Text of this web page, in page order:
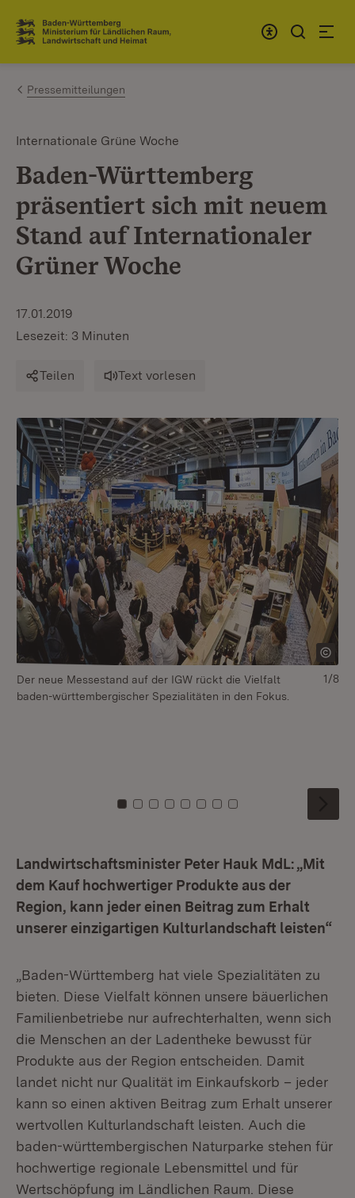
Zum Inhalt springen
Link zur Startseite
Pressemitteilungen
Internationale Grüne Woche
Baden-Württemberg
präsentiert sich mit neuem
Stand auf Internationaler
Grüner Woche
17.01.2019
Lesezeit: 3 Minuten
Teilen Text vorlesen
Der neue Messestand auf der IGW rückt die Vielfalt
baden-württembergischer Spezialitäten in den Fokus.
Zu Kachel: 0
Zu Kachel: 1
Zu Kachel: 2
Zu Kachel: 3
Zu Kachel: 4
Zu Kachel: 5
Zu Kachel: 6
Zu Kachel: 7
1/8
Landwirtschaftsminister Peter Hauk MdL: „Mit
dem Kauf hochwertiger Produkte aus der
Region, kann jeder einen Beitrag zum Erhalt
unserer einzigartigen Kulturlandschaft leisten“
„Baden-Württemberg hat viele Spezialitäten zu
bieten. Diese Vielfalt können unsere bäuerlichen
Familienbetriebe nur aufrechterhalten, wenn sich
die Menschen an der Ladentheke bewusst für
Produkte aus der Region entscheiden. Damit
landet nicht nur Qualität im Einkaufskorb – jeder
kann so einen aktiven Beitrag zum Erhalt unserer
wertvollen Kulturlandschaft leisten. Auch die
baden-württembergischen Naturparke stehen für
hochwertige regionale Lebensmittel und für
Wertschöpfung im Ländlichen Raum. Diese